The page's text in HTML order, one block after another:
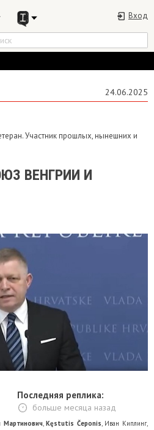
Вход
24.06.2025
Участник прошлых, нынешних и
ВЕНГРИИ И
Последняя реплика:
больше месяца назад
Мартинович,Kęstutis Čeponis, Иван Киплинг,